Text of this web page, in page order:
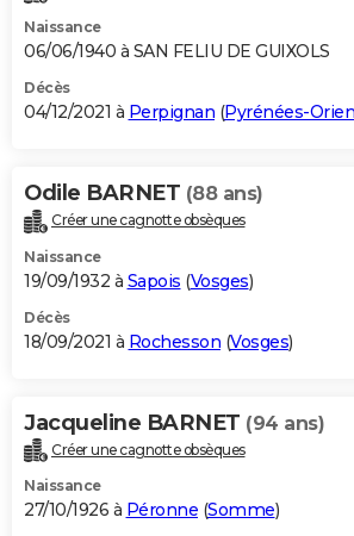
Naissance
06/06/1940 à SAN FELIU DE GUIXOLS
Décès
04/12/2021 à Perpignan (Pyrénées-
Odile BARNET (88 ans)
Créer une cagnotte obsèques
Naissance
19/09/1932 à Sapois (Vosges)
Décès
18/09/2021 à Rochesson (Vosges)
Jacqueline BARNET (94 ans)
Créer une cagnotte obsèques
Naissance
27/10/1926 à Péronne (Somme)